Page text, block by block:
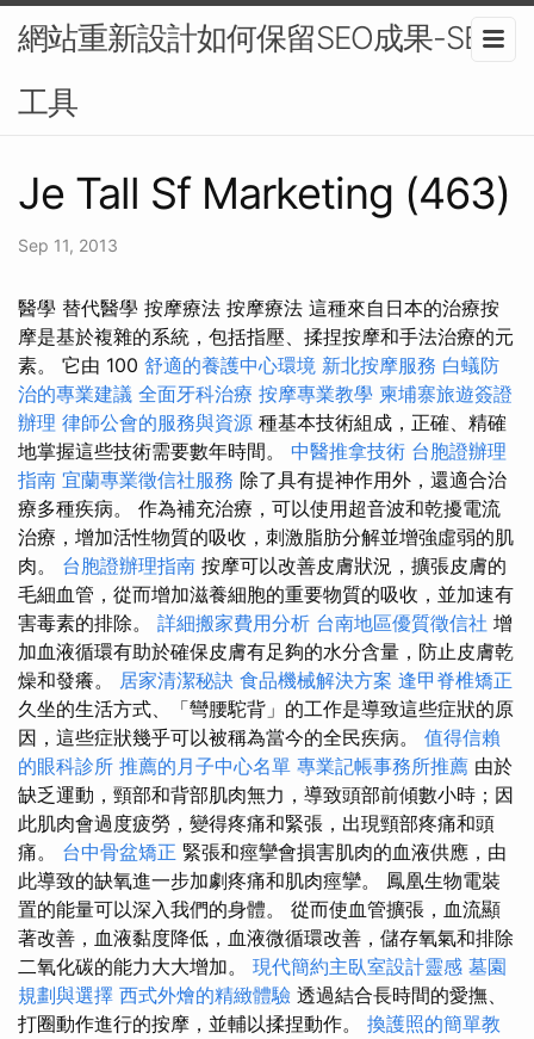
網站重新設計如何保留SEO成果-SEO
工具
Je Tall Sf Marketing (463)
Sep 11, 2013
醫學 替代醫學 按摩療法 按摩療法 這種來自日本的治療按
摩是基於複雜的系統，包括指壓、揉捏按摩和手法治療的元
素。 它由 100 舒適的養護中心環境 新北按摩服務 白蟻防
治的專業建議 全面牙科治療 按摩專業教學 柬埔寨旅遊簽證
辦理 律師公會的服務與資源 種基本技術組成，正確、精確
地掌握這些技術需要數年時間。 中醫推拿技術 台胞證辦理
指南 宜蘭專業徵信社服務 除了具有提神作用外，還適合治
療多種疾病。 作為補充治療，可以使用超音波和乾擾電流
治療，增加活性物質的吸收，刺激脂肪分解並增強虛弱的肌
肉。 台胞證辦理指南 按摩可以改善皮膚狀況，擴張皮膚的
毛細血管，從而增加滋養細胞的重要物質的吸收，並加速有
害毒素的排除。 詳細搬家費用分析 台南地區優質徵信社 增
加血液循環有助於確保皮膚有足夠的水分含量，防止皮膚乾
燥和發癢。 居家清潔秘訣 食品機械解決方案 逢甲脊椎矯正
久坐的生活方式、「彎腰駝背」的工作是導致這些症狀的原
因，這些症狀幾乎可以被稱為當今的全民疾病。 值得信賴
的眼科診所 推薦的月子中心名單 專業記帳事務所推薦 由於
缺乏運動，頸部和背部肌肉無力，導致頭部前傾數小時；因
此肌肉會過度疲勞，變得疼痛和緊張，出現頸部疼痛和頭
痛。 台中骨盆矯正 緊張和痙攣會損害肌肉的血液供應，由
此導致的缺氧進一步加劇疼痛和肌肉痙攣。 鳳凰生物電裝
置的能量可以深入我們的身體。 從而使血管擴張，血流顯
著改善，血液黏度降低，血液微循環改善，儲存氧氣和排除
二氧化碳的能力大大增加。 現代簡約主臥室設計靈感 墓園
規劃與選擇 西式外燴的精緻體驗 透過結合長時間的愛撫、
打圈動作進行的按摩，並輔以揉捏動作。 換護照的簡單教